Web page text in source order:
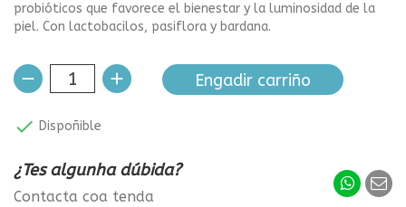
probióticos que favorece el bienestar y la luminosidad de la
piel. Con lactobacilos, pasiflora y bardana.
Engadir carriño
 Dispoñible
¿Tes algunha dúbida?
Contacta coa tenda